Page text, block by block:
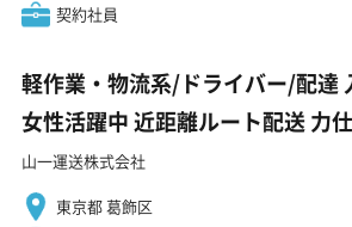
契約社員
軽作業・物流系/ドライバー/配達
女性活躍中 近距離ルート配送 力
山一運送株式会社
東京都 葛飾区